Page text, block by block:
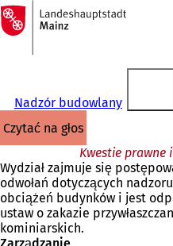
Przejdź do treści
Do
strony
głównej
Nadzór budowlany
czytać na głos
Kwestie prawne
Wydział zajmuje się
odwołań dotyczących
obciążeń budynków i jest
ustaw o zakazie
kominiarskich.